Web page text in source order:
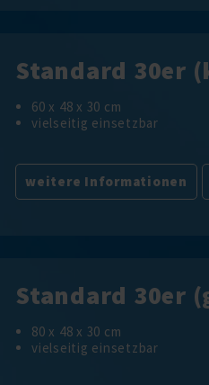
Standard 30er
60 x 48 x 30 cm
vielseitig einsetzbar
weitere Informationen
Standard 30er
80 x 48 x 30 cm
vielseitig einsetzbar